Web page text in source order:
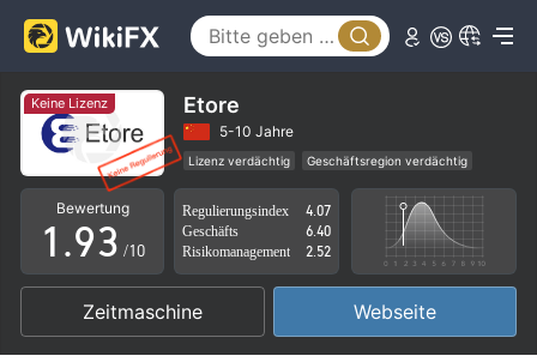
Keine Lizenz Etore
5-10 Jahre
Lizenz verdächtig
Geschäftsregion verdächtig
Hohes potenzielles Risiko
Bewertung
0
1
2
3
.
5
6
7
8
9
0
1
2
3
4
5
/10
Regulierungsindex
4.07
Geschäfts
6.40
Risikomanagement
2.52
Zeitmaschine Webseite